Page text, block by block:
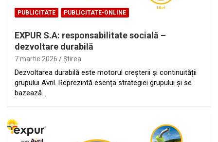
PUBLICITATE PUBLICITATE-ONLINE
EXPUR S.A: responsabilitate socială –
dezvoltare durabilă
7 martie 2026 Ştirea
Dezvoltarea durabilă este motorul creșterii și continuității
grupului Avril. Reprezintă esența strategiei grupului și se
bazează…